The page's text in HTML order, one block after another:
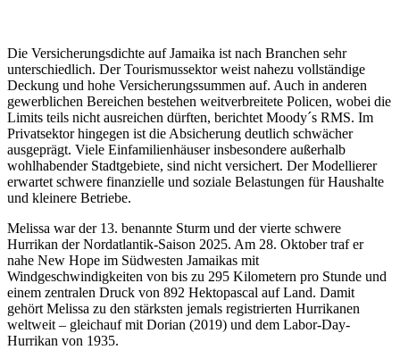
Die Versicherungsdichte auf Jamaika ist nach Branchen sehr
unterschiedlich. Der Tourismussektor weist nahezu vollständige
Deckung und hohe Versicherungssummen auf. Auch in anderen
gewerblichen Bereichen bestehen weitverbreitete Policen, wobei die
Limits teils nicht ausreichen dürften, berichtet Moody´s RMS. Im
Privatsektor hingegen ist die Absicherung deutlich schwächer
ausgeprägt. Viele Einfamilienhäuser insbesondere außerhalb
wohlhabender Stadtgebiete, sind nicht versichert. Der Modellierer
erwartet schwere finanzielle und soziale Belastungen für Haushalte
und kleinere Betriebe.
Melissa war der 13. benannte Sturm und der vierte schwere
Hurrikan der Nordatlantik-Saison 2025. Am 28. Oktober traf er
nahe New Hope im Südwesten Jamaikas mit
Windgeschwindigkeiten von bis zu 295 Kilometern pro Stunde und
einem zentralen Druck von 892 Hektopascal auf Land. Damit
gehört Melissa zu den stärksten jemals registrierten Hurrikanen
weltweit – gleichauf mit Dorian (2019) und dem Labor-Day-
Hurrikan von 1935.